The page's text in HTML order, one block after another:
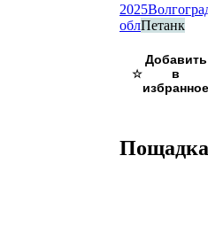
2025
облПетанк
☆
Пощадка